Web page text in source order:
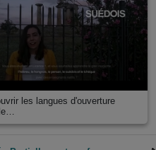
les langues d'ouverture